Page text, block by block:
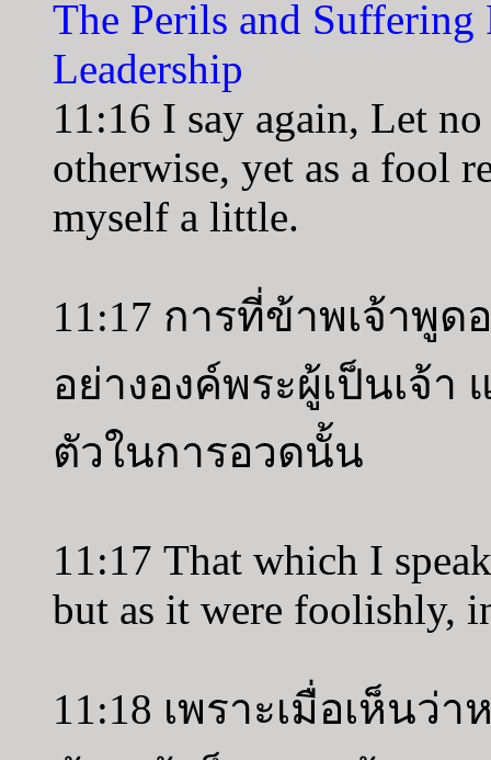
The Perils and Suffering
Leadership
11:16 I say again, Let
otherwise, yet as a fool
myself a little.
11:17 การที่ข้าพเจ้าพู
อย่างองค์พระผู้เป็นเจ้า
ตัวในการอวดนั้น
11:17 That which I
but as it were foolishly,
11:18 เพราะเมื่อเห็นว่